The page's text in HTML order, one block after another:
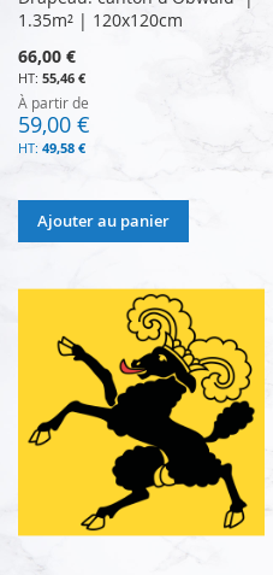
1.35m² | 120x120cm
66,00 €
55,46 €
À partir de
59,00 €
49,58 €
Ajouter au panier